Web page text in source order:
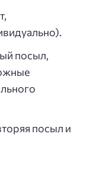
посыл,
посыл и